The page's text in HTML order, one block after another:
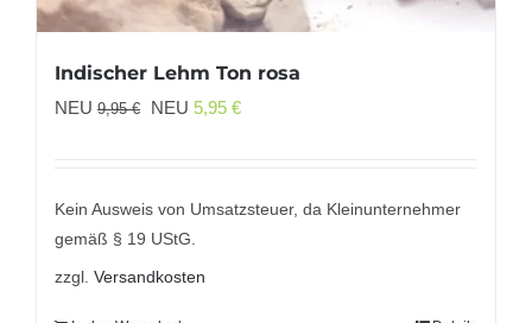
Indischer Lehm Ton rosa
NEU 9,95€
Ursprünglicher
9,95 €
NEU 5,95 €Aktueller
5,95 €.
Kein Ausweis von Umsatzsteuer, da Kleinunternehmer
gemäß § 19 UStG.
zzgl. Versandkosten